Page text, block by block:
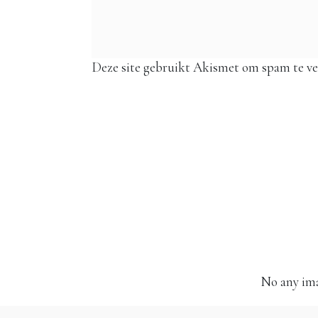
Deze site gebruikt Akismet om spam te
No any